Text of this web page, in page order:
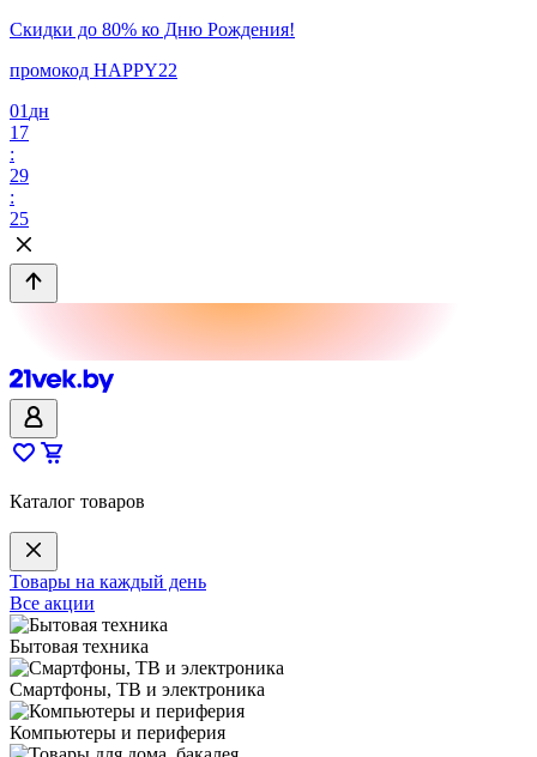
Скидки до 80% ко Дню Рождения!
промокод HAPPY22
01 дн
17
:
29
:
25
Каталог товаров
Товары на каждый день
Все акции
Бытовая техника
Смартфоны, ТВ и электроника
Компьютеры и периферия